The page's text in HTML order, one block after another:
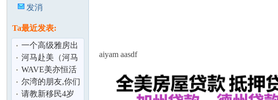
发消
Ta最近发表:
一个高级雅房出
租:地点
Cerritos,$850(有
Gat
河马赴美（河马
民宿）：
Woodbury社区了
解一
WAVE美亦恒活
动与折扣 Wave ×
Inmode Aest
尔湾的朋友,你们
好吗？
请教新移民4岁
aiyam aasdf